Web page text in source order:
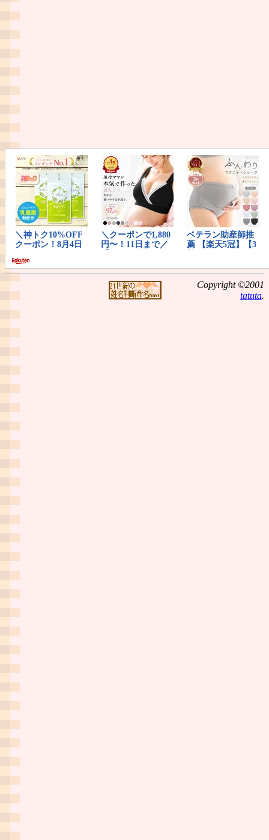
Copyright ©2001
tatuta.